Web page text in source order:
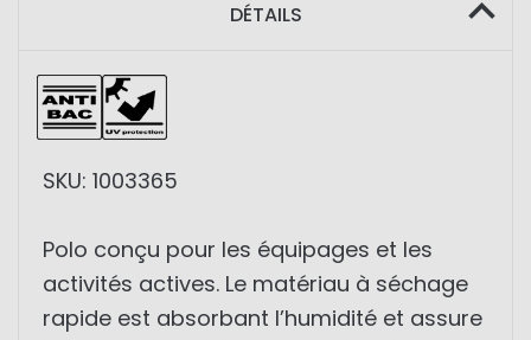
DÉTAILS
SKU: 1003365
Polo conçu pour les équipages et les
activités actives. Le matériau à séchage
rapide est absorbant l’humidité et assure